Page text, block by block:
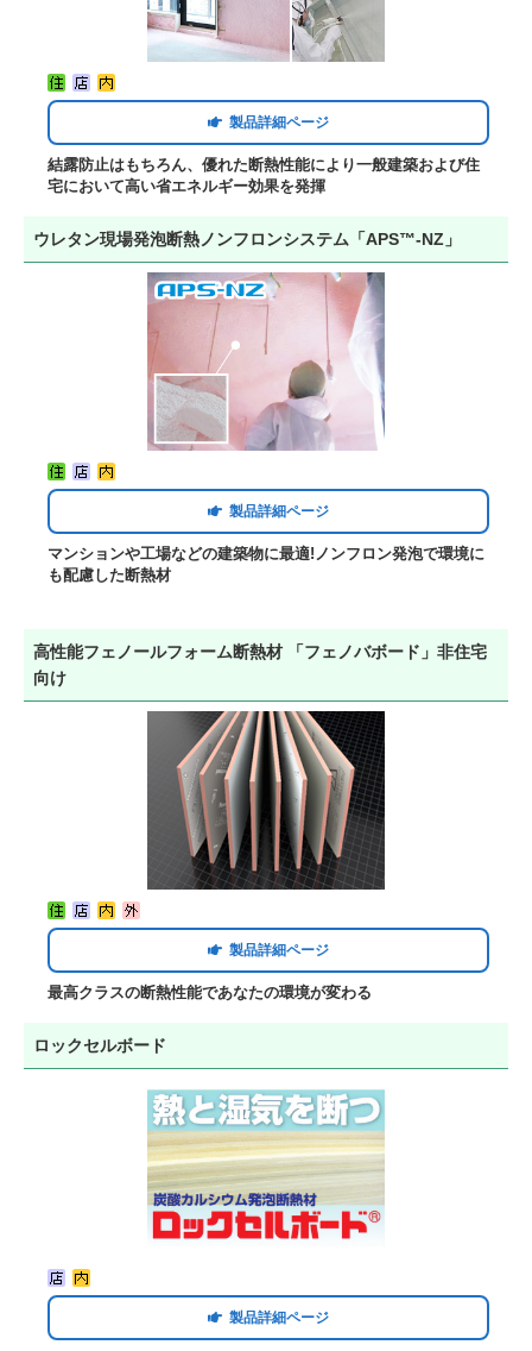
製品詳細ページ
結露防止はもちろん、優れた断熱性能により一般建築および住
宅において高い省エネルギー効果を発揮
ウレタン現場発泡断熱ノンフロンシステム「APS™-NZ」
製品詳細ページ
マンションや工場などの建築物に最適!ノンフロン発泡で環境に
も配慮した断熱材
高性能フェノールフォーム断熱材 「フェノバボード」非住宅
向け
製品詳細ページ
最高クラスの断熱性能であなたの環境が変わる
ロックセルボード
製品詳細ページ